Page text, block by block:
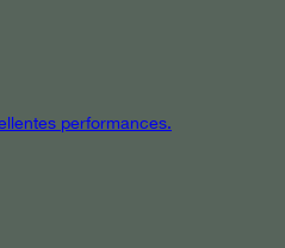
performances.